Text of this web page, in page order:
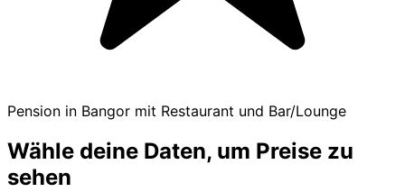
Pension in Bangor mit Restaurant und Bar/Lounge
Wähle deine Daten, um Preise zu
sehen